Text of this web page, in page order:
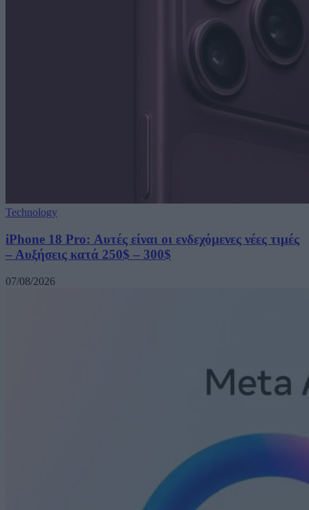
Technology
iPhone 18 Pro: Αυτές είναι οι ενδεχόμενες νέες τιμές
– Αυξήσεις κατά 250$ – 300$
07/08/2026